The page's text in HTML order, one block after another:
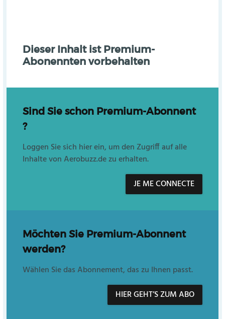
Dieser Inhalt ist Premium-
Abonennten vorbehalten
Sind Sie schon Premium-Abonnent
?
Loggen Sie sich hier ein, um den Zugriff auf alle
Inhalte von Aerobuzz.de zu erhalten.
JE ME CONNECTE
Möchten Sie Premium-Abonnent
werden?
Wählen Sie das Abonnement, das zu Ihnen passt.
HIER GEHT’S ZUM ABO